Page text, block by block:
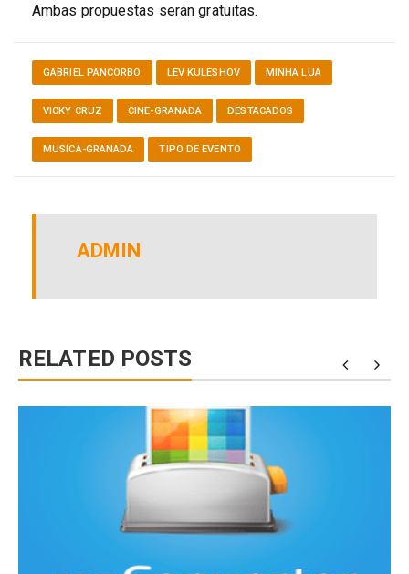
Ambas propuestas serán gratuitas.
GABRIEL PANCORBO LEV KULESHOV MINHA LUA
VICKY CRUZ CINE-GRANADA DESTACADOS
MUSICA-GRANADA TIPO DE EVENTO
ADMIN
RELATED POSTS